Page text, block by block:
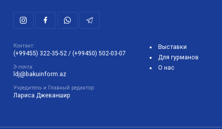
Контакт:
(+99455) 322-35-52 / (+99450) 502-03-07
Э-почта:
ldj@bakuinform.az
Учредитель и Главный редактор:
Лариса Джеваншир
Выставки
Для гурманов
О нас